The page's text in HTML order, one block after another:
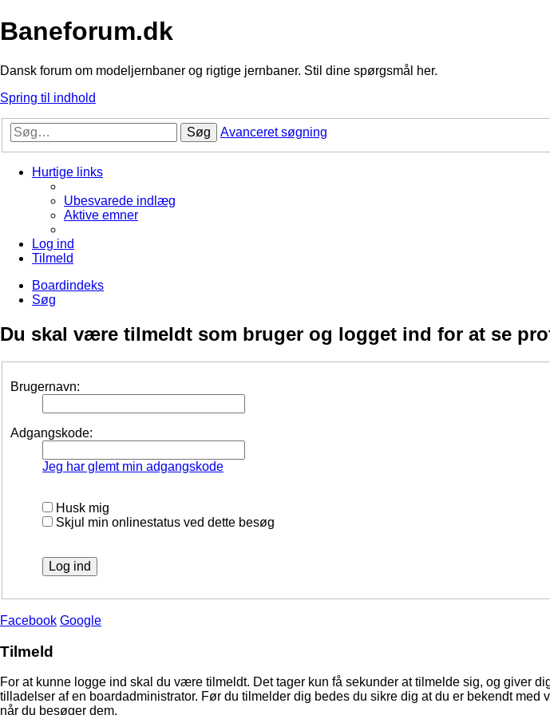
Baneforum.dk
Dansk forum om modeljernbaner og rigtige jernbaner. Stil dine spørgsmål her.
Spring til indhold
Søg Avanceret søgning
Hurtige links
Ubesvarede indlæg
Aktive emner
Log ind
Tilmeld
Boardindeks
Søg
Du skal være tilmeldt som bruger og logget ind for at se
Brugernavn:
Adgangskode:
Jeg har glemt min adgangskode
Husk mig
Skjul min onlinestatus ved dette besøg
Facebook Google
Tilmeld
For at kunne logge ind skal du være tilmeldt. Det tager kun få sekunder at tilmelde sig, og giver
tilladelser af en boardadministrator. Før du tilmelder dig bedes du sikre dig at du er bekendt
når du besøger dem.